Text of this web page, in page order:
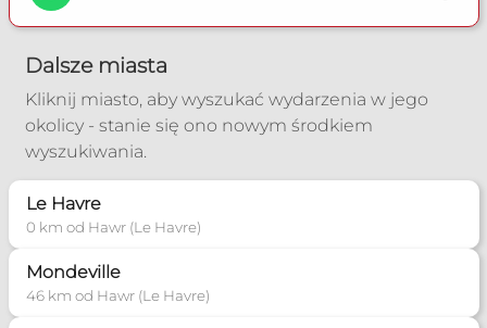
Dalsze miasta
Kliknij miasto, aby wyszukać wydarzenia w jego
okolicy - stanie się ono nowym środkiem
wyszukiwania.
Le Havre
0 km od Hawr (Le Havre)
Mondeville
46 km od Hawr (Le Havre)